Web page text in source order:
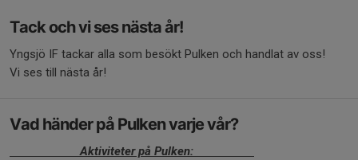
Tack och vi ses nästa år!
Yngsjö IF tackar alla som besökt Pulken och handlat av oss!
Vi ses till nästa år!
Vad händer på Pulken varje vår?
Aktiviteter på Pulken: